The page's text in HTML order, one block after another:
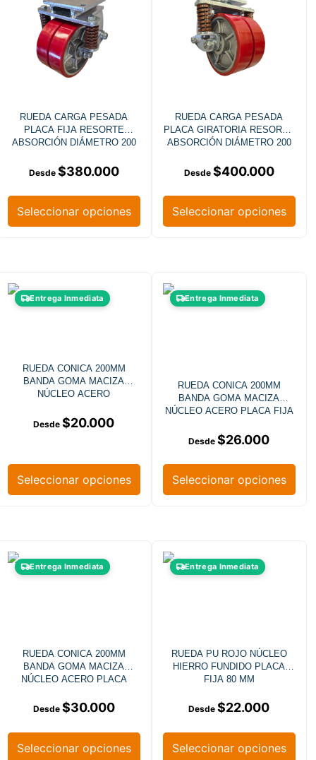
RUEDA CARGA PESADA
PLACA FIJA RESORTE
ABSORCIÓN DIÁMETRO 200
$380.000
Seleccionar opciones
RUEDA CARGA PESADA
PLACA GIRATORIA RESORTE
ABSORCIÓN DIÁMETRO 200
$400.000
Seleccionar opciones
Entrega Inmediata
RUEDA CONICA 200MM
BANDA GOMA MACIZA
NÚCLEO ACERO
$20.000
Seleccionar opciones
Entrega Inmediata
RUEDA CONICA 200MM
BANDA GOMA MACIZA
NÚCLEO ACERO PLACA FIJA
$26.000
Seleccionar opciones
Entrega Inmediata
RUEDA CONICA 200MM
BANDA GOMA MACIZA
NÚCLEO ACERO PLACA
$30.000
Seleccionar opciones
Entrega Inmediata
RUEDA PU ROJO NÚCLEO
HIERRO FUNDIDO PLACA
FIJA 80 MM
$22.000
Seleccionar opciones